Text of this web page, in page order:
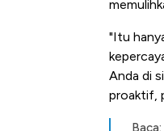
"Itu
Anda di
proaktif,
Baca: